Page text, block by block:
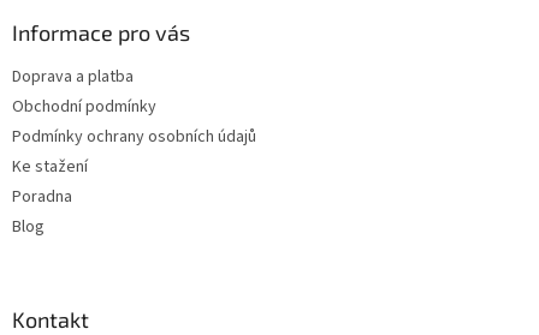
Informace pro vás
Doprava a platba
Obchodní podmínky
Podmínky ochrany osobních údajů
Ke stažení
Poradna
Blog
Kontakt